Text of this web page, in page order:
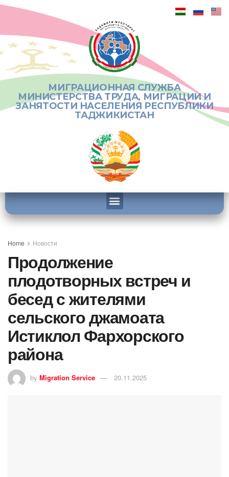
МИГРАЦИОННАЯ СЛУЖБА
МИНИСТЕРСТВА ТРУДА, МИГРАЦИИ И
ЗАНЯТОСТИ НАСЕЛЕНИЯ РЕСПУБЛИКИ
ТАДЖИКИСТАН
Home Новости
Продолжение
плодотворных встреч и
бесед с жителями
сельского джамоата
Истиклол Фархорского
района
by Migration Service 20.11.2025